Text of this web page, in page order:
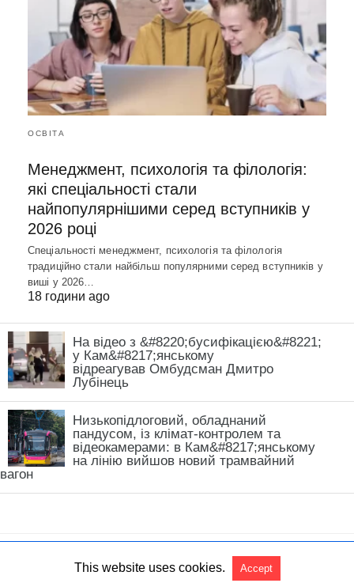
ОСВІТА
Менеджмент, психологія та філологія:
які спеціальності стали
найпопулярнішими серед вступників у
2026 році
Спеціальності менеджмент, психологія та філологія
традиційно стали найбільш популярними серед вступників у
виші у 2026…
18 години ago
На відео з &#8220;бусифікацією&#8221;
у Кам&#8217;янському
відреагував Омбудсман Дмитро
Лубінець
Низькопідлоговий, обладнаний
пандусом, із клімат-контролем та
відеокамерами: в Кам&#8217;янському
на лінію вийшов новий трамвайний
вагон
All Rights Reserved View Non-AMP Version
This website uses cookies. Accept